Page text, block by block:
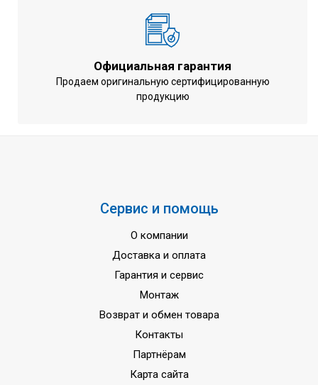
Официальная гарантия
Продаем оригинальную сертифицированную
продукцию
Сервис и помощь
О компании
Доставка и оплата
Гарантия и сервис
Монтаж
Возврат и обмен товара
Контакты
Партнёрам
Карта сайта